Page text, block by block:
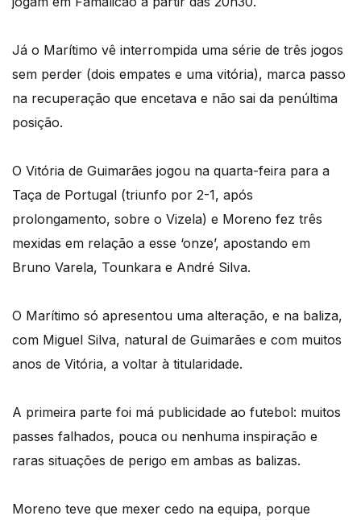
Já o Marítimo vê interrompida uma série de três jogos
sem perder (dois empates e uma vitória), marca passo
na recuperação que encetava e não sai da penúltima
posição.
O Vitória de Guimarães jogou na quarta-feira para a
Taça de Portugal (triunfo por 2-1, após
prolongamento, sobre o Vizela) e Moreno fez três
mexidas em relação a esse ‘onze’, apostando em
Bruno Varela, Tounkara e André Silva.
O Marítimo só apresentou uma alteração, e na baliza,
com Miguel Silva, natural de Guimarães e com muitos
anos de Vitória, a voltar à titularidade.
A primeira parte foi má publicidade ao futebol: muitos
passes falhados, pouca ou nenhuma inspiração e
raras situações de perigo em ambas as balizas.
Moreno teve que mexer cedo na equipa, porque